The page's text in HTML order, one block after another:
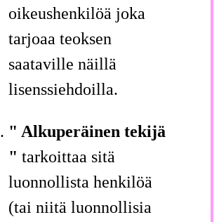
oikeushenkilöä joka
tarjoaa teoksen
saataville näillä
lisenssiehdoilla.
" Alkuperäinen tekijä
" tarkoittaa sitä
luonnollista henkilöä
(tai niitä luonnollisia